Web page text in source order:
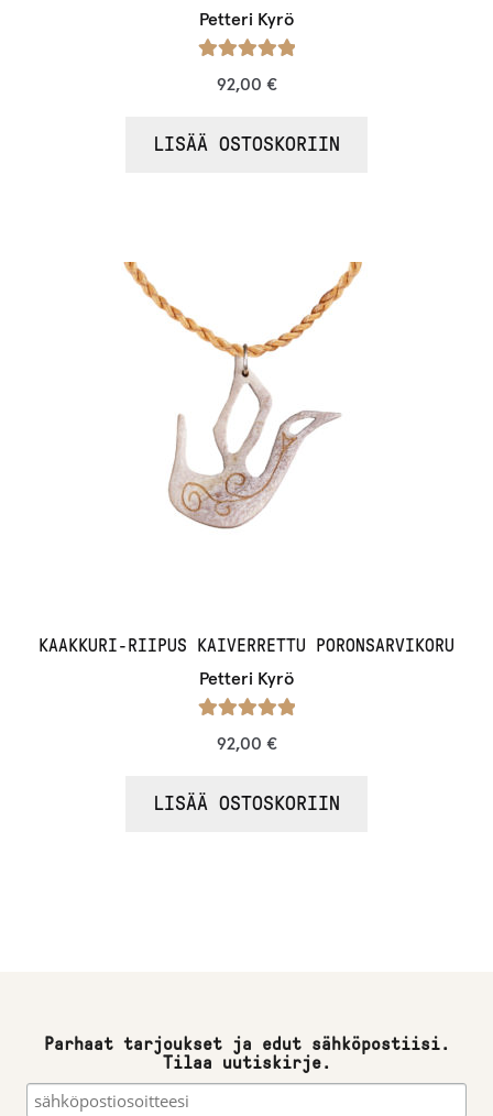
Petteri Kyrö
92,00 €
LISÄÄ OSTOSKORIIN
KAAKKURI-RIIPUS KAIVERRETTU PORONSARVIKORU
Petteri Kyrö
92,00 €
LISÄÄ OSTOSKORIIN
Parhaat tarjoukset ja edut sähköpostiisi.
Tilaa uutiskirje.